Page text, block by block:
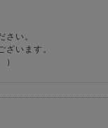
い。
います。
）